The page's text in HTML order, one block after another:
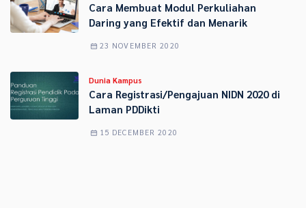
Cara Membuat Modul Perkuliahan
Daring yang Efektif dan Menarik
23 NOVEMBER 2020
Dunia Kampus
Cara Registrasi/Pengajuan NIDN 2020 di
Laman PDDikti
15 DECEMBER 2020